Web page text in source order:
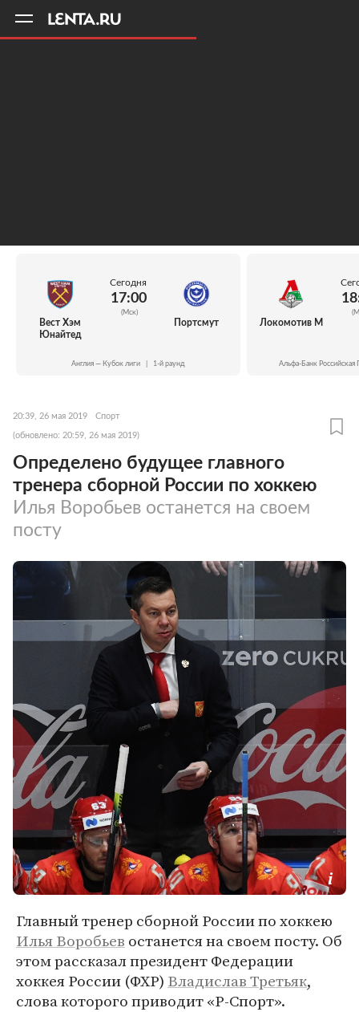
Вест Хэм
Юнайтед
Сегодня
17:00
(Мск)
Портсмут
Англия — Кубок лиги 1-й раунд
Локомотив М
Альфа-Банк Российская
20:39, 26 мая 2019 Спорт
(обновлено: 20:59, 26 мая 2019)
Определено будущее главного
тренера сборной России по хоккею
Илья Воробьев останется на своем
посту
Главный тренер сборной России по хоккею
Илья Воробьев останется на своем посту. Об
этом рассказал президент Федерации
хоккея России (ФХР) Владислав Третьяк,
слова которого приводит «Р-Спорт».